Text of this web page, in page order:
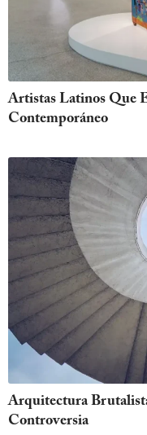
Artistas Latinos Que
Contemporáneo
Arquitectura
Controversia